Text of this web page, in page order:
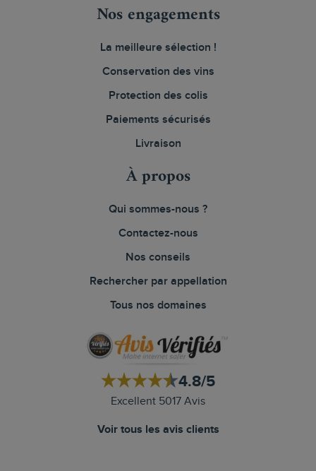
Nos engagements
La meilleure sélection !
Conservation des vins
Protection des colis
Paiements sécurisés
Livraison
À propos
Qui sommes-nous ?
Contactez-nous
Nos conseils
Rechercher par appellation
Tous nos domaines
4.8/5
Excellent 5017 Avis
Voir tous les avis clients